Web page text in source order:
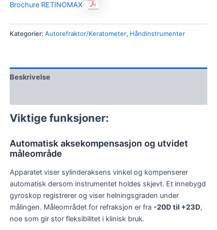
Brochure RETINOMAX
Kategorier: Autorefraktor/Keratometer, Håndinstrumenter
Beskrivelse
Viktige funksjoner:
Automatisk aksekompensasjon og utvidet
måleområde
Apparatet viser sylinderaksens vinkel og kompenserer
automatisk dersom instrumentet holdes skjevt. Et innebygd
gyroskop registrerer og viser helningsgraden under
målingen. Måleområdet for refraksjon er fra -20D til +23D,
noe som gir stor fleksibilitet i klinisk bruk.